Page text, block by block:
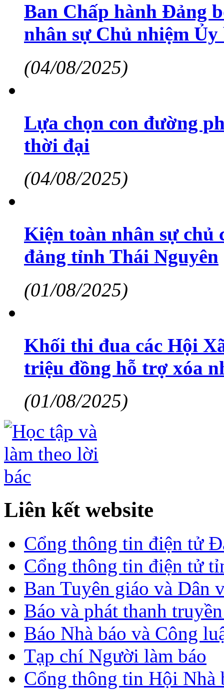
Ban Chấp hành Đảng
nhân sự Chủ nhiệm
(04/08/2025)
Lựa chọn con đường
thời đại
(04/08/2025)
Kiện toàn nhân sự chủ
đảng tỉnh Thái Nguyên
(01/08/2025)
Khối thi đua các Hội
triệu đồng hỗ trợ xóa
(01/08/2025)
Liên kết website
Cổng thông tin điện tử
Cổng thông tin điện tử
Ban Tuyên giáo và Dân
Báo và phát thanh
Báo Nhà báo và Công
Tạp chí Người làm báo
Cổng thông tin Hội Nhà